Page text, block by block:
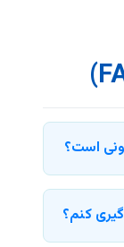
است؟
کنم؟